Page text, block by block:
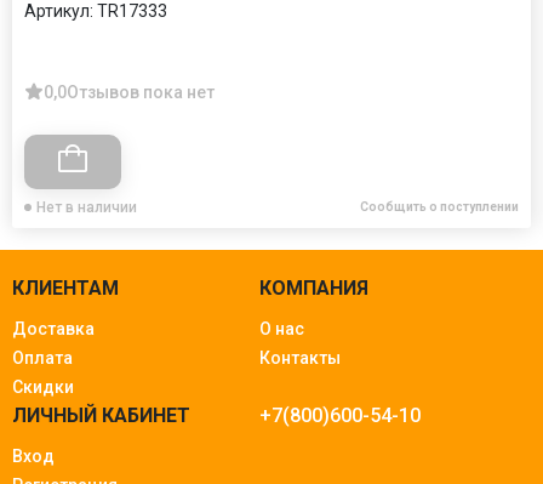
Артикул: TR17333
0,0Отзывов пока нет
Нет в наличии Сообщить о поступлении
КЛИЕНТАМ
Доставка
Оплата
Скидки
КОМПАНИЯ
О нас
Контакты
ЛИЧНЫЙ КАБИНЕТ
Вход
+7(800)600-54-10